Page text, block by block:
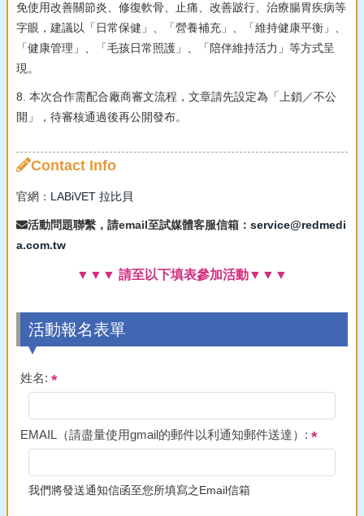
免使用改善關節炎、修復軟骨、止痛、改善跛行、治療腸胃疾病等
字眼，建議以「日常保健」、「營養補充」、「維持健康平衡」、
「健康管理」、「毛孩日常照護」、「陪伴維持活力」等方式呈
現。
8. 本次合作需配合廠商審文流程，文章請先設定為「上鎖／不公
開」，待審核通過後再公開發布。
Contact Info
官網： LABiVET 拉比貝
活動問題聯繫，請email至試媒體客服信箱： service@redmedi
a.com.tw
▼▼▼ 請至以下填表參加活動▼▼▼
活動報名表單
姓名:
EMAIL（請盡量使用gmail的郵件以利通知郵件送達）:
我們將發送通知信函至您所填寫之Email信箱